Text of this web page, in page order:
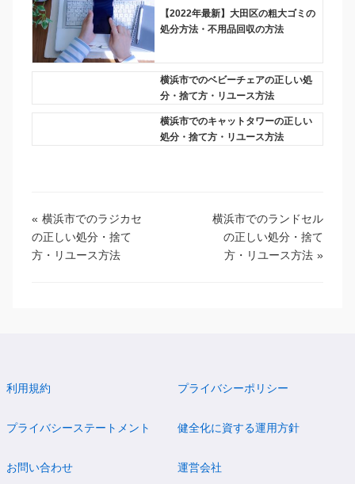
【2022年最新】大田区の粗大ゴミの
処分方法・不用品回収の方法
横浜市でのベビーチェアの正しい処
分・捨て方・リユース方法
横浜市でのキャットタワーの正しい
処分・捨て方・リユース方法
« 横浜市でのラジカセ
の正しい処分・捨て
方・リユース方法
横浜市でのランドセル
の正しい処分・捨て
方・リユース方法 »
利用規約 プライバシーポリシー
プライバシーステートメント 健全化に資する運用方針
お問い合わせ 運営会社